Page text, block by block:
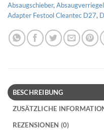
Absaugschieber,
Adapter Festool Cleantec D27,
BESCHREIBUNG
ZUSÄTZLICHE
REZENSIONEN (0)